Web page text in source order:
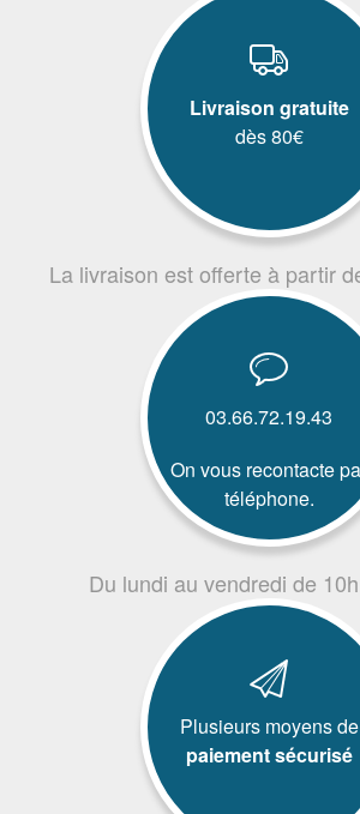
Livraison gratuite
dès 80€
La livraison est offerte à partir
03.66.72.19.43
On vous recontacte
téléphone.
Du lundi au vendredi de
Plusieurs moyens de
paiement sécurisé